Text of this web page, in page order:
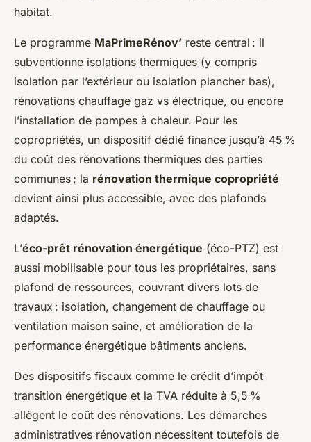
habitat.
Le programme MaPrimeRénov’ reste central : il
subventionne isolations thermiques (y compris
isolation par l’extérieur ou isolation plancher bas),
rénovations chauffage gaz vs électrique, ou encore
l’installation de pompes à chaleur. Pour les
copropriétés, un dispositif dédié finance jusqu’à 45 %
du coût des rénovations thermiques des parties
communes ; la rénovation thermique copropriété
devient ainsi plus accessible, avec des plafonds
adaptés.
L’éco-prêt rénovation énergétique (éco-PTZ) est
aussi mobilisable pour tous les propriétaires, sans
plafond de ressources, couvrant divers lots de
travaux : isolation, changement de chauffage ou
ventilation maison saine, et amélioration de la
performance énergétique bâtiments anciens.
Des dispositifs fiscaux comme le crédit d’impôt
transition énergétique et la TVA réduite à 5,5 %
allègent le coût des rénovations. Les démarches
administratives rénovation nécessitent toutefois de